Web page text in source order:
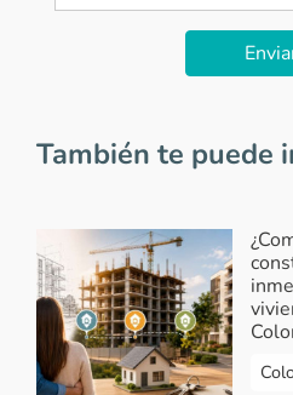
También te puede